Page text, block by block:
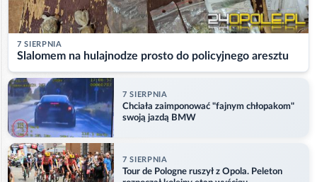
7 SIERPNIA
Slalomem na hulajnodze prosto do policyjnego aresztu
7 SIERPNIA
Chciała zaimponować "fajnym chłopakom"
swoją jazdą BMW
7 SIERPNIA
Tour de Pologne ruszył z Opola. Peleton